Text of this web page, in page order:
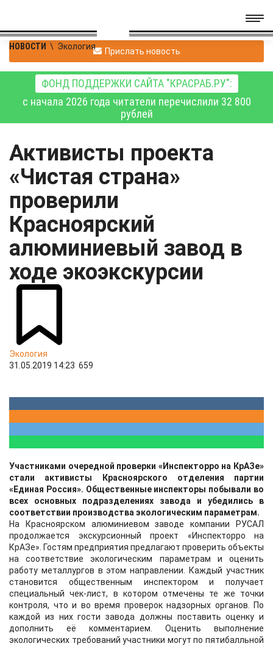
НОВОСТИ \ Экология Прислать новость
ФОНД ПОДДЕРЖКИ САЙТА "КРАСРАБ.РУ":
с начала 2026 года читатели перечислили 32 800
рублей
Активисты проекта
«Чистая страна»
проверили
Красноярский
алюминиевый завод в
ходе экоэкскурсии
Экология
31.05.2019 14:23 659
Участниками очередной проверки «Инспекторро на КрАЗе»
стали активисты Красноярского отделения партии
«Единая Россия». Общественные инспекторы побывали во
всех основных подразделениях завода и убедились в
соответствии производства экологическим параметрам.
На Красноярском алюминиевом заводе компании РУСАЛ
продолжается экскурсионный проект «Инспекторро на
КрАЗе». Гостям предприятия предлагают проверить объекты
на соответствие экологическим параметрам и оценить
работу металлургов в этом направлении. Каждый участник
становится общественным инспектором и получает
специальный чек-лист, в котором отмечены те же точки
контроля, что и во время проверок надзорных органов. По
каждой из них гости завода должны поставить оценку и
дополнить её комментарием. Оценить выполнение
экологических требований участники могут по пятибалльной